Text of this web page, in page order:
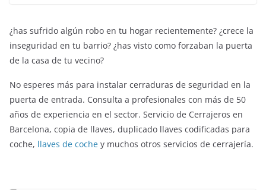
¿has sufrido algún robo en tu hogar recientemente? ¿crece la
inseguridad en tu barrio? ¿has visto como forzaban la puerta
de la casa de tu vecino?
No esperes más para instalar cerraduras de seguridad en la
puerta de entrada. Consulta a profesionales con más de 50
años de experiencia en el sector. Servicio de Cerrajeros en
Barcelona, copia de llaves, duplicado llaves codificadas para
coche, llaves de coche y muchos otros servicios de cerrajería.